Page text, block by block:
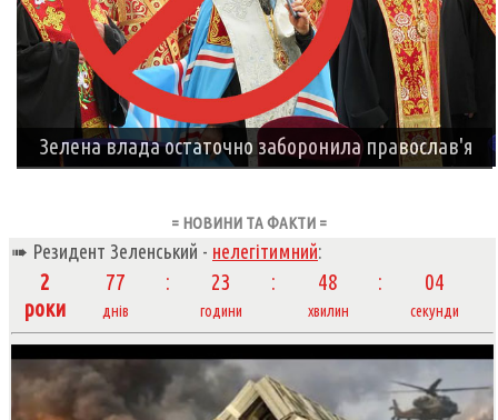
Зелена влада остаточно заборонила православ'я
= НОВИНИ ТА ФАКТИ =
➠ Резидент Зеленський - нелегітимний:
2
роки
77 23 48 05